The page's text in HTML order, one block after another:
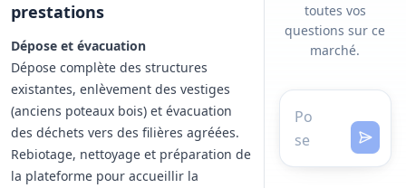
prestations
Dépose et évacuation
Dépose complète des structures
existantes, enlèvement des vestiges
(anciens poteaux bois) et évacuation
des déchets vers des filières agréées.
Rebiotage, nettoyage et préparation de
la plateforme pour accueillir la
toutes vos
questions sur ce
marché.